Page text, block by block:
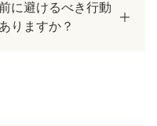
に避けるべき行動
りますか？